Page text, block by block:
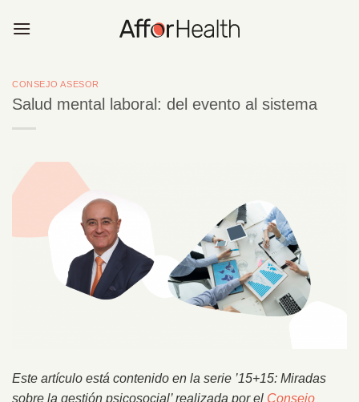
CONSEJO ASESOR
Salud mental laboral: del evento al sistema
Este artículo está contenido en la serie ’15+15: Miradas
sobre la gestión psicosocial’ realizada por el Consejo